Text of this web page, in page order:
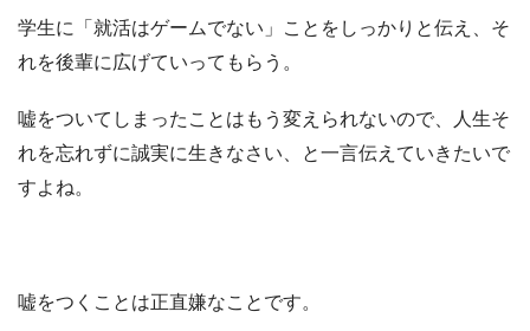
学生に「就活はゲームでない」ことをしっかりと伝え、そ
れを後輩に広げていってもらう。
嘘をついてしまったことはもう変えられないので、人生そ
れを忘れずに誠実に生きなさい、と一言伝えていきたいで
すよね。
嘘をつくことは正直嫌なことです。